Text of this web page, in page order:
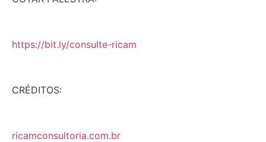
https://bit.ly/consulte-ricam
CRÉDITOS:
ricamconsultoria.com.br